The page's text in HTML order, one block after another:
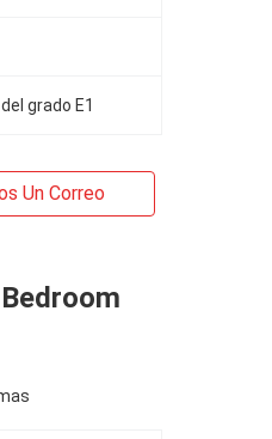
grado E1
Un Correo